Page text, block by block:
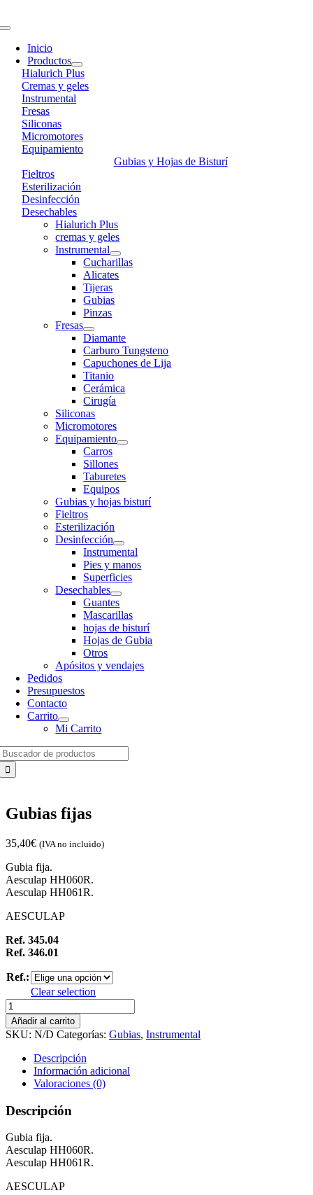
to
Toggle
Navigation
Inicio
Productos
Hialurich Plus
Cremas y geles
Instrumental
Fresas
Siliconas
Micromotores
Equipamiento
Gubias y Hojas de Bisturí
Fieltros
Esterilización
Desinfección
Desechables
Hialurich Plus
cremas y geles
Instrumental
Cucharillas
Alicates
Tijeras
Gubias
Pinzas
Fresas
Diamante
Carburo Tungsteno
Capuchones de Lija
Titanio
Cerámica
Cirugía
Siliconas
Micromotores
Equipamiento
Carros
Sillones
Taburetes
Equipos
Gubias y hojas bisturí
Fieltros
Esterilización
Desinfección
Instrumental
Pies y manos
Superficies
Desechables
Guantes
Mascarillas
hojas de bisturí
Hojas de Gubia
Otros
Apósitos y vendajes
Pedidos
Presupuestos
Contacto
Carrito
Mi Carrito
Gubias fijas
35,40€ (IVA no incluido)
Gubia fija.
Aesculap HH060R.
Aesculap HH061R.
AESCULAP
Ref. 345.04
Ref. 346.01
Ref.:
Clear selection
Gubias
fijas
cantidad
Añadir al carrito
SKU: N/D Categorías: Gubias, Instrumental
Descripción
Información adicional
Valoraciones (0)
Descripción
Gubia fija.
Aesculap HH060R.
Aesculap HH061R.
AESCULAP